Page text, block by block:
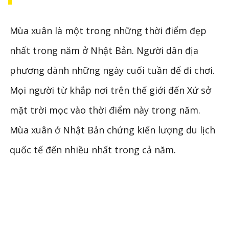
Mùa xuân là một trong những thời điểm đẹp
nhất trong năm ở Nhật Bản. Người dân địa
phương dành những ngày cuối tuần để đi chơi.
Mọi người từ khắp nơi trên thế giới đến Xứ sở
mặt trời mọc vào thời điểm này trong năm.
Mùa xuân ở Nhật Bản chứng kiến lượng du lịch
quốc tế đến nhiều nhất trong cả năm.